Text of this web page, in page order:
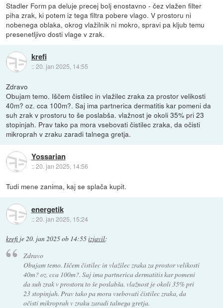
Stadler Form pa deluje precej bolj enostavno - čez vlažen filter
piha zrak, ki potem iz tega filtra pobere vlago. V prostoru ni
nobenega oblaka, okrog vlažilnik ni mokro, spravi pa kljub temu
presenetljivo dosti vlage v zrak.
krefi
::20. jan 2025, 14:55
Zdravo
Obujam temo. Iščem čistilec in vlažilec zraka za prostor velikosti
40m? oz. cca 100m?. Saj ima partnerica dermatitis kar pomeni da
suh zrak v prostoru to še poslabša. vlažnost je okoli 35% pri 23
stopinjah. Prav tako pa mora vsebovati čistilec zraka, da očisti
mikroprah v zraku zaradi talnega gretja.
Yossarian
::20. jan 2025, 14:56
Tudi mene zanima, kaj se splača kupit.
energetik
::20. jan 2025, 15:24
krefi je20. jan 2025 ob 14:55izjavil:
Zdravo
Obujam temo. Iščem čistilec in vlažilec zraka za prostor velikosti
40m? oz. cca 100m?. Saj ima partnerica dermatitis kar pomeni
da suh zrak v prostoru to še poslabša. vlažnost je okoli 35% pri
23 stopinjah. Prav tako pa mora vsebovati čistilec zraka, da
očisti mikroprah v zraku zaradi talnega gretja.